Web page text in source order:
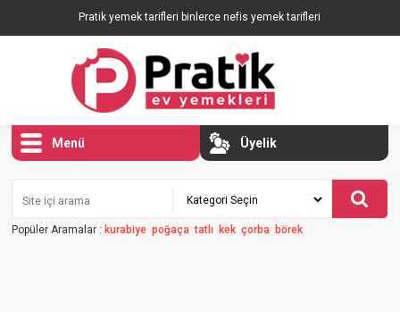
Pratik yemek tarifleri binlerce nefis yemek tarifleri
Menü Üyelik
Popüler Aramalar : kurabiye poğaça tatlı kek çorba börek